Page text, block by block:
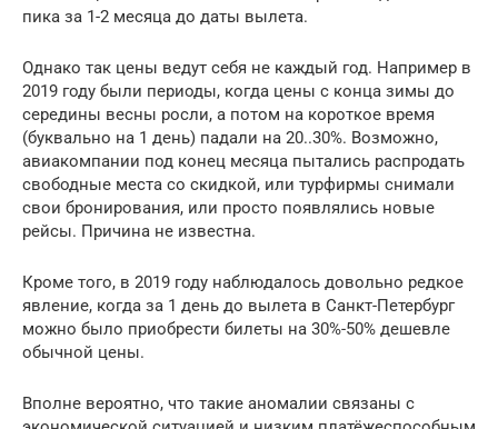
пика за 1-2 месяца до даты вылета.
Однако так цены ведут себя не каждый год. Например в
2019 году были периоды, когда цены с конца зимы до
середины весны росли, а потом на короткое время
(буквально на 1 день) падали на 20..30%. Возможно,
авиакомпании под конец месяца пытались распродать
свободные места со скидкой, или турфирмы снимали
свои бронирования, или просто появлялись новые
рейсы. Причина не известна.
Кроме того, в 2019 году наблюдалось довольно редкое
явление, когда за 1 день до вылета в Санкт-Петербург
можно было приобрести билеты на 30%-50% дешевле
обычной цены.
Вполне вероятно, что такие аномалии связаны с